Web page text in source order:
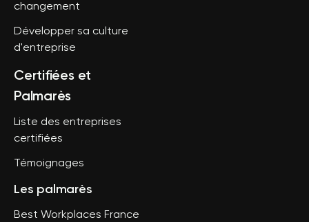
changement
Développer sa culture
d'entreprise
Certifiées et
Palmarès
Liste des entreprises
certifiées
Témoignages
Les palmarès
Best Workplaces France